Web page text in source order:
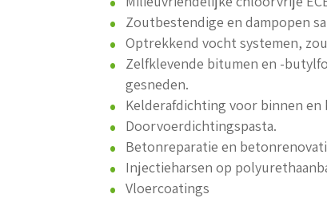
Zoutbestendige en dampopen
Optrekkend vocht systemen,
Zelfklevende bitumen en -
gesneden.
Kelderafdichting voor binnen
Doorvoerdichtingspasta.
Betonreparatie en
Injectieharsen op
Vloercoatings